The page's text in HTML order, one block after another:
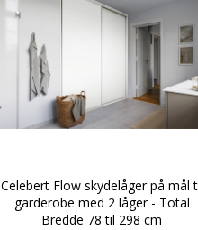
Celebert Flow skydelåger på mål
garderobe med 2 låger - Total
Bredde 78 til 298 cm